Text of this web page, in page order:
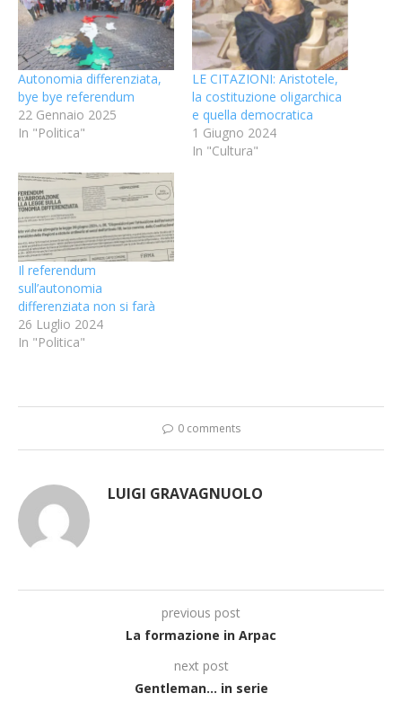
Autonomia differenziata,
bye bye referendum
22 Gennaio 2025
In "Politica"
LE CITAZIONI: Aristotele,
la costituzione oligarchica
e quella democratica
1 Giugno 2024
In "Cultura"
Il referendum
sull’autonomia
differenziata non si farà
26 Luglio 2024
In "Politica"
0 comments
LUIGI GRAVAGNUOLO
previous post
La formazione in Arpac
next post
Gentleman… in serie